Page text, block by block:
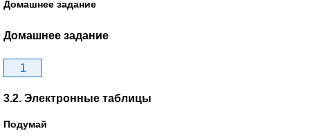
Домашнее задание
Домашнее задание
1
3.2. Электронные таблицы
Подумай